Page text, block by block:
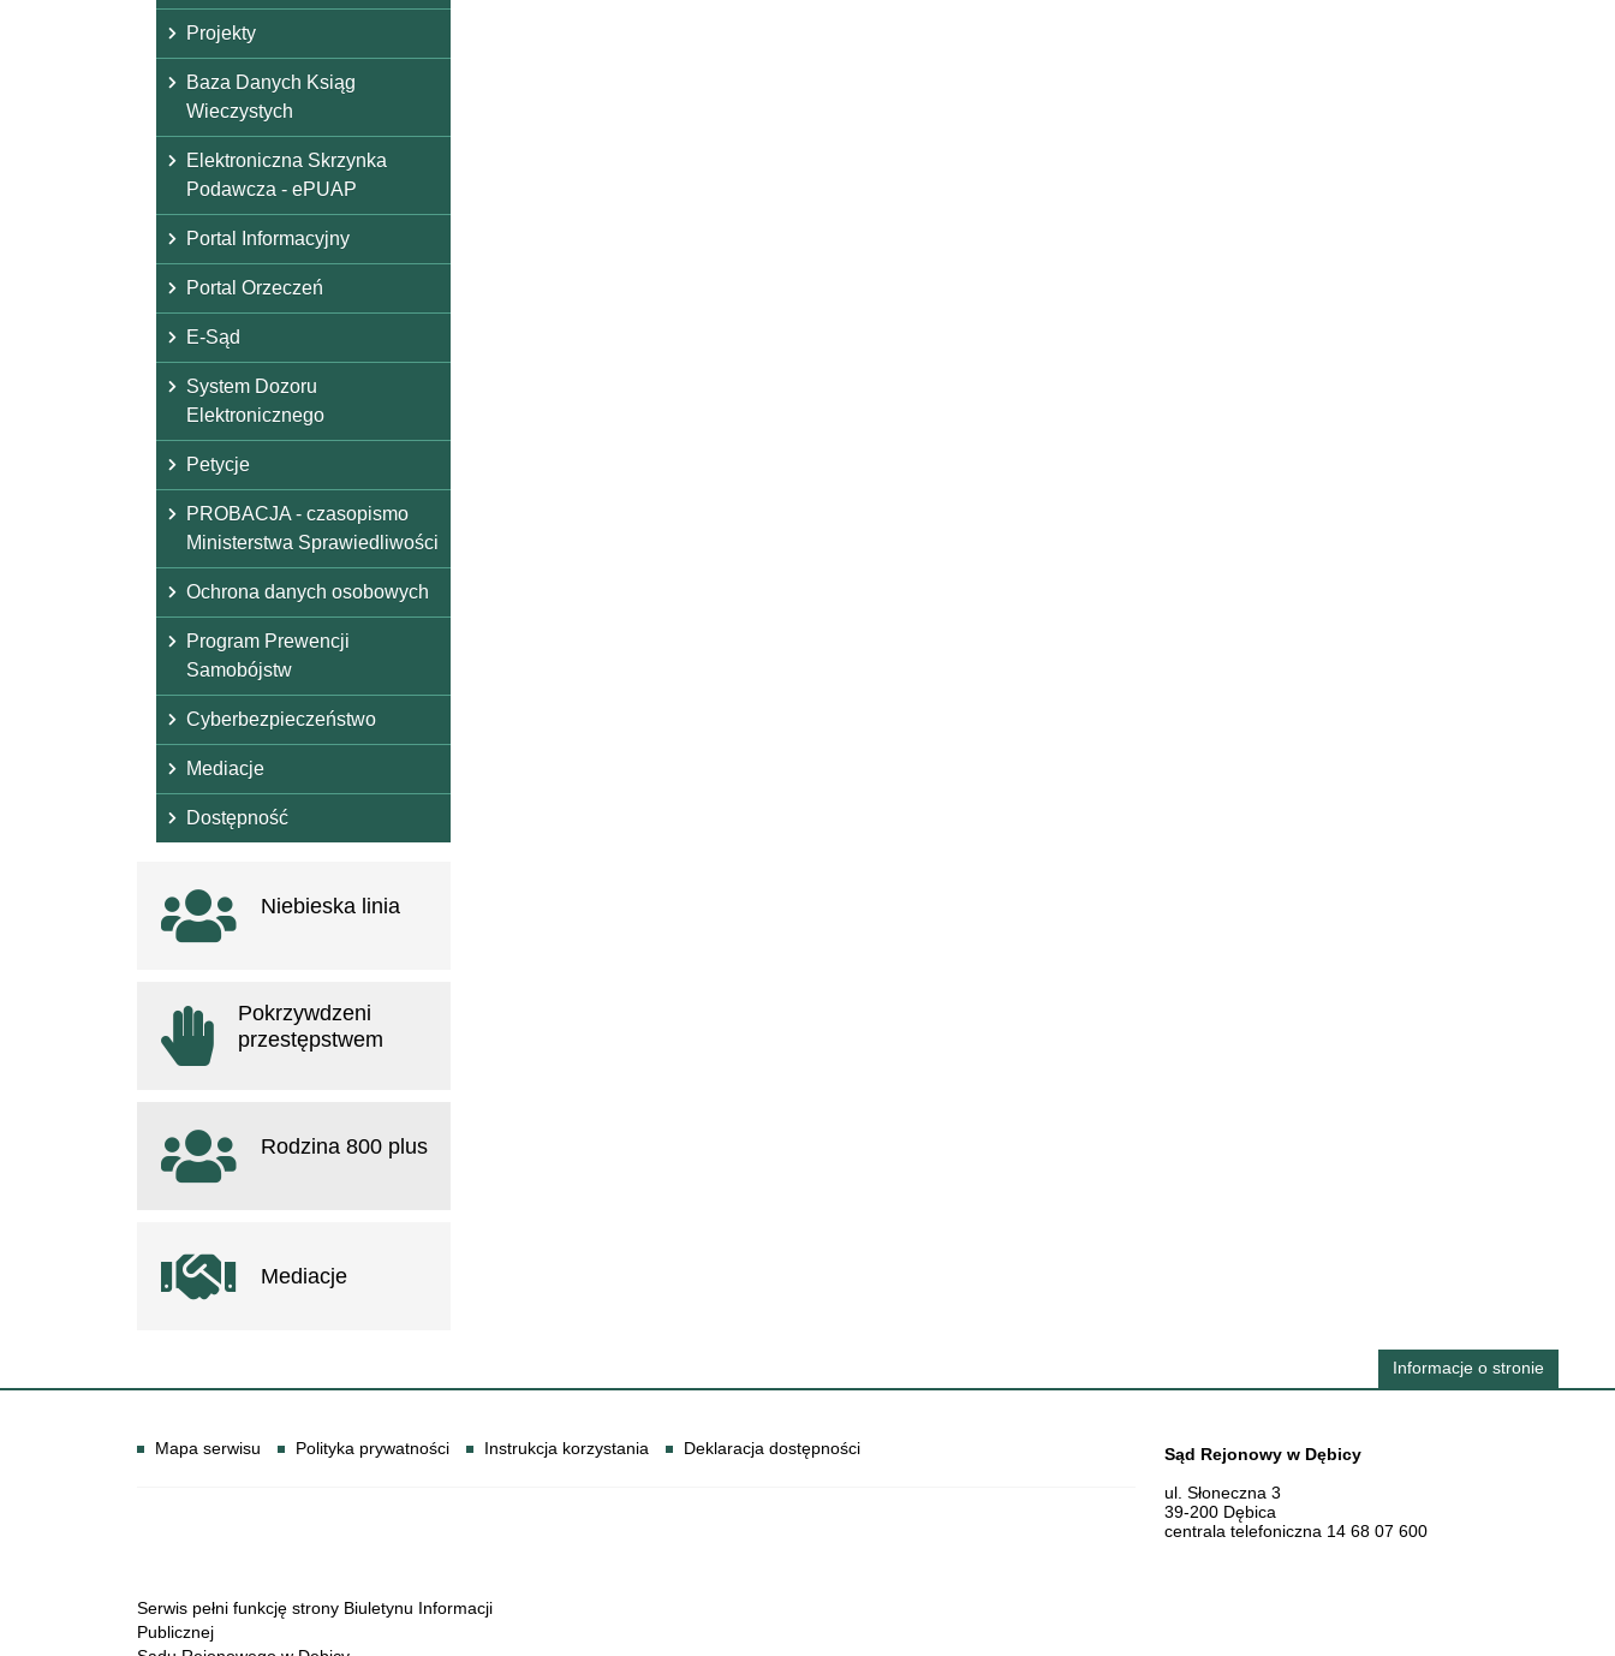
Projekty
Baza Danych Ksiąg
Wieczystych
Elektroniczna Skrzynka
Podawcza - ePUAP
Portal Informacyjny
Portal Orzeczeń
E-Sąd
System Dozoru
Elektronicznego
Petycje
PROBACJA - czasopismo
Ministerstwa Sprawiedliwości
Ochrona danych osobowych
Program Prewencji
Samobójstw
Cyberbezpieczeństwo
Mediacje
Dostępność
Ważne linki
Niebieska linia
Pokrzywdzeni
przestępstwem
Rodzina 800 plus
Mediacje
Informacje o stronie
Informacje
Mapa serwisu Polityka prywatności Instrukcja korzystania Deklaracja dostępności Dane teleadresowe
Sąd Rejonowy w Dębicy
ul. Słoneczna 3
39-200 Dębica
centrala telefoniczna 14 68 07 600
Serwis pełni funkcję strony Biuletynu Informacji
Publicznej